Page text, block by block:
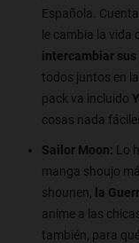
Española.
le cambia la vida
intercambiar
todos juntos en
pack va incluido
cosas nada
Sailor Moon: Lo
manga shoujo
shounen, la
anime a las
también, para